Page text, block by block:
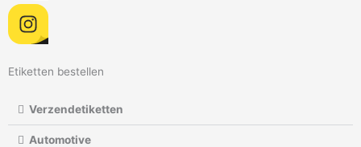
Etiketten bestellen
Verzendetiketten
Automotive